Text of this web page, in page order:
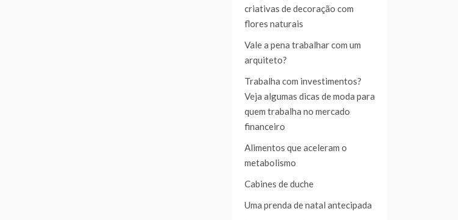
criativas de decoração com
flores naturais
Vale a pena trabalhar com um
arquiteto?
Trabalha com investimentos?
Veja algumas dicas de moda para
quem trabalha no mercado
financeiro
Alimentos que aceleram o
metabolismo
Cabines de duche
Uma prenda de natal antecipada